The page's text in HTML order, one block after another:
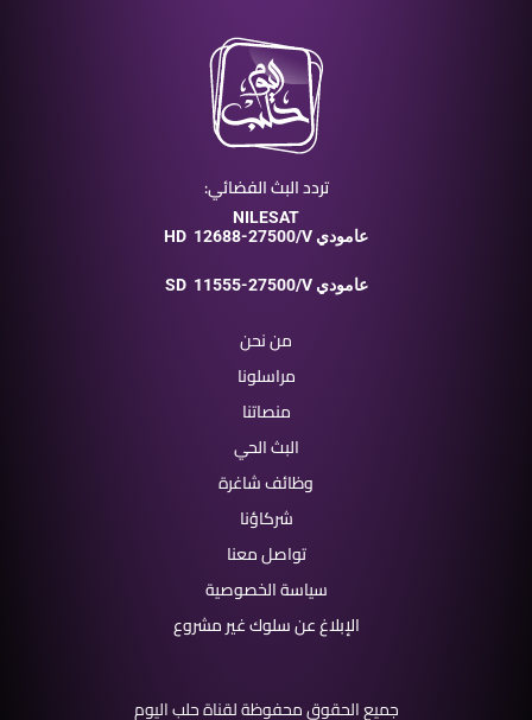
تردد البث الفضائي:
NILESAT
HD
12688-27500/V عامودي
SD 11555-27500/V عامودي
من نحن
مراسلونا
منصاتنا
البث الحي
وظائف شاغرة
شركاؤنا
تواصل معنا
سياسة الخصوصية
الإبلاغ عن سلوك غير مشروع
جميع الحقوق محفوظة لقناة حلب اليوم